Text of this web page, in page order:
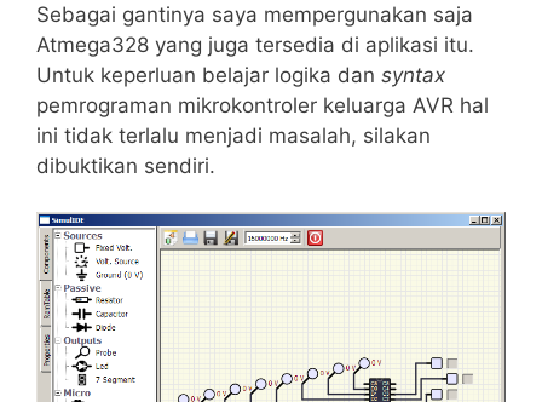
Sebagai gantinya saya mempergunakan saja
Atmega328 yang juga tersedia di aplikasi itu.
Untuk keperluan belajar logika dan syntax
pemrograman mikrokontroler keluarga AVR hal
ini tidak terlalu menjadi masalah, silakan
dibuktikan sendiri.